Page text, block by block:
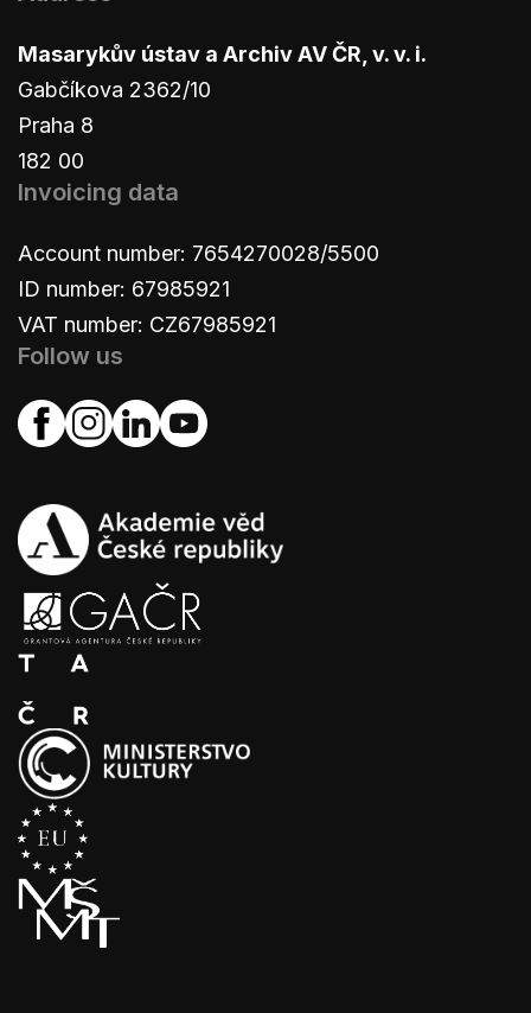
Masarykův ústav a Archiv AV ČR, v. v. i.
Gabčíkova 2362/10
Praha 8
182 00
Invoicing data
Account number: 7654270028/5500
ID number: 67985921
VAT number: CZ67985921
Follow us